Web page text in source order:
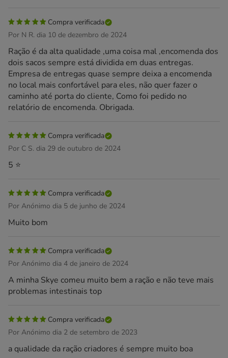
Compra verificada
Por N R. dia 10 de dezembro de 2024
Ração é da alta qualidade ,uma coisa mal ,encomenda dos
dois sacos sempre está dividida em duas entregas.
Empresa de entregas quase sempre deixa a encomenda
no local mais confortável para eles, não quer fazer o
caminho até porta do cliente, Como foi pedido no
relatório de encomenda. Obrigada.
Compra verificada
Por C S. dia 29 de outubro de 2024
5 ⭐️
Compra verificada
Por Anónimo dia 5 de junho de 2024
Muito bom
Compra verificada
Por Anónimo dia 4 de janeiro de 2024
A minha Skye comeu muito bem a ração e não teve mais
problemas intestinais top
Compra verificada
Por Anónimo dia 2 de setembro de 2023
a qualidade da ração criadores é sempre muito boa